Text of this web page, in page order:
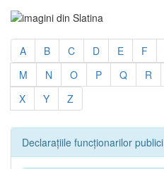
A B C D E F
M
N O P Q R
X
Y Z
Declarațiile funcționarilor publici